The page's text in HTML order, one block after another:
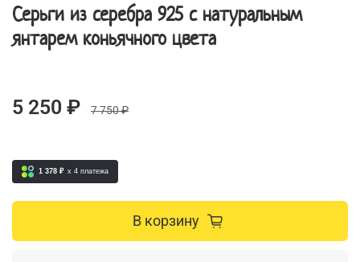
Серьги из серебра 925 с натуральным
янтарем коньячного цвета
5 250 ₽ 7 750 ₽
1 378 ₽ x 4 платежа
В корзину